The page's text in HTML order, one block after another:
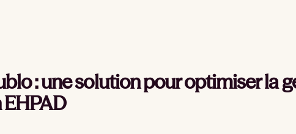
: une solution pour optimiser la
EHPAD